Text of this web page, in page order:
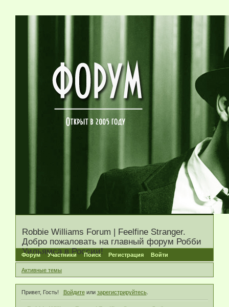
Robbie Williams Forum | Feelfine Stranger.
Добро пожаловать на главный форум Робби
Уильямса в России!
Форум Участники Поиск Регистрация Войти
Активные темы
Привет, Гость! Войдитеили зарегистрируйтесь.